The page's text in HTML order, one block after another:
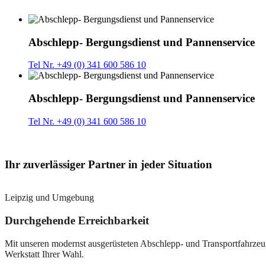
Abschlepp- Bergungsdienst und Pannenservice
Tel Nr. +49 (0) 341 600 586 10
Abschlepp- Bergungsdienst und Pannenservice
Tel Nr. +49 (0) 341 600 586 10
Ihr zuverlässiger Partner in jeder Situation
Leipzig und Umgebung
Durchgehende Erreichbarkeit
Mit unseren modernst ausgerüsteten Abschlepp- und
Werkstatt Ihrer Wahl.